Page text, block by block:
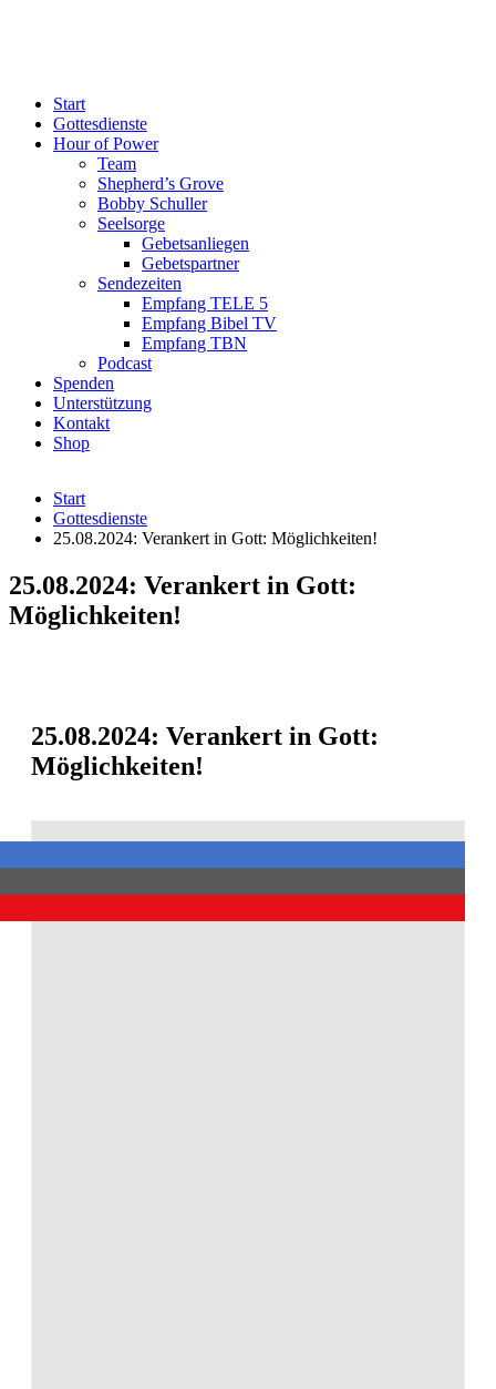
Start
Gottesdienste
Hour of Power
Team
Shepherd’s Grove
Bobby Schuller
Seelsorge
Gebetsanliegen
Gebetspartner
Sendezeiten
Empfang TELE 5
Empfang Bibel TV
Empfang TBN
Podcast
Spenden
Unterstützung
Kontakt
Shop
Start
Gottesdienste
25.08.2024: Verankert in Gott: Möglichkeiten!
25.08.2024: Verankert in Gott:
Möglichkeiten!
25.08.2024: Verankert in Gott:
Möglichkeiten!